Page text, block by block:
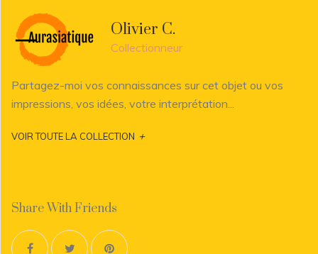
Olivier C.
Collectionneur
Partagez-moi vos connaissances sur cet objet ou vos
impressions, vos idées, votre interprétation...
VOIR TOUTE LA COLLECTION +
Share With Friends